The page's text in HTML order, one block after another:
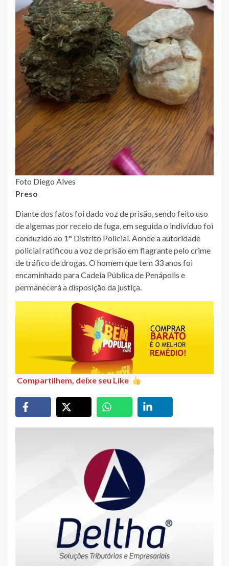
Foto Diego Alves
Preso
Diante dos fatos foi dado voz de prisão, sendo feito uso
de algemas por receio de fuga, em seguida o indivíduo foi
conduzido ao 1° Distrito Policial. Aonde a autoridade
policial ratificou a voz de prisão em flagrante pelo crime
de tráfico de drogas. O homem que tem 33 anos foi
encaminhado para Cadeia Pública de Penápolis e
permanecerá a disposição da justiça.
Compartilhem, deixe seu Like